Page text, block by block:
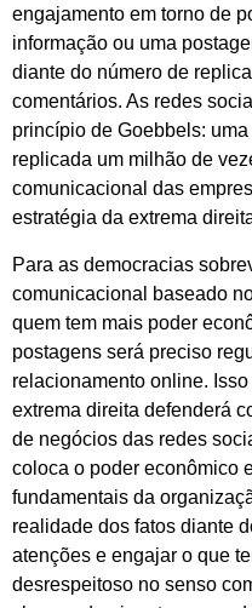
engajamento em torno de
informação ou uma
diante do número de
comentários. As redes
princípio de Goebbels:
replicada um milhão de
comunicacional das
estratégia da extrema
Para as democracias
comunicacional baseado
quem tem mais poder
postagens será preciso
relacionamento online.
extrema direita defenderá
de negócios das redes
coloca o poder econômico
fundamentais da
realidade dos fatos diante
atenções e engajar o que
desrespeitoso no senso